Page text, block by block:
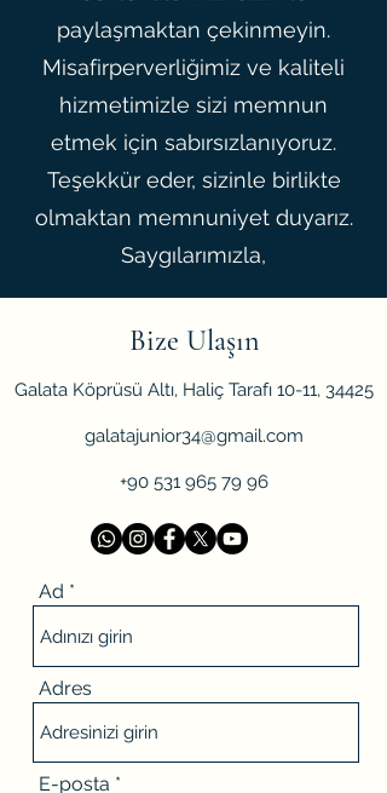
paylaşmaktan çekinmeyin.
Misafirperverliğimiz ve kaliteli
hizmetimizle sizi memnun
etmek için sabırsızlanıyoruz.
Teşekkür eder, sizinle birlikte
olmaktan memnuniyet duyarız.
Saygılarımızla,
Bize Ulaşın
Galata Köprüsü Altı, Haliç Tarafı 10-11, 34425
galatajunior34@gmail.com
+90 531 965 79 96
Ad
Adres
E-posta